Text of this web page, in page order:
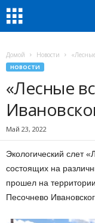
Домой Новости
НОВОСТИ
«Лесные
Май 23, 2022
Экологический слет
состоящих на
прошел на
Песочнево